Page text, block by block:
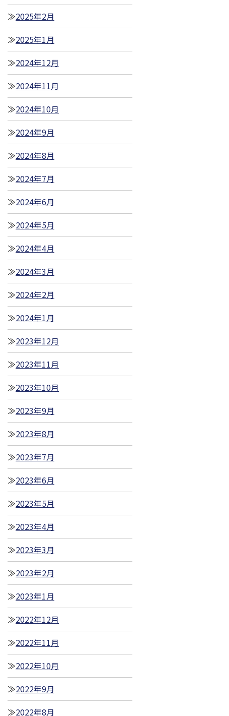
2025年2月
2025年1月
2024年12月
2024年11月
2024年10月
2024年9月
2024年8月
2024年7月
2024年6月
2024年5月
2024年4月
2024年3月
2024年2月
2024年1月
2023年12月
2023年11月
2023年10月
2023年9月
2023年8月
2023年7月
2023年6月
2023年5月
2023年4月
2023年3月
2023年2月
2023年1月
2022年12月
2022年11月
2022年10月
2022年9月
2022年8月